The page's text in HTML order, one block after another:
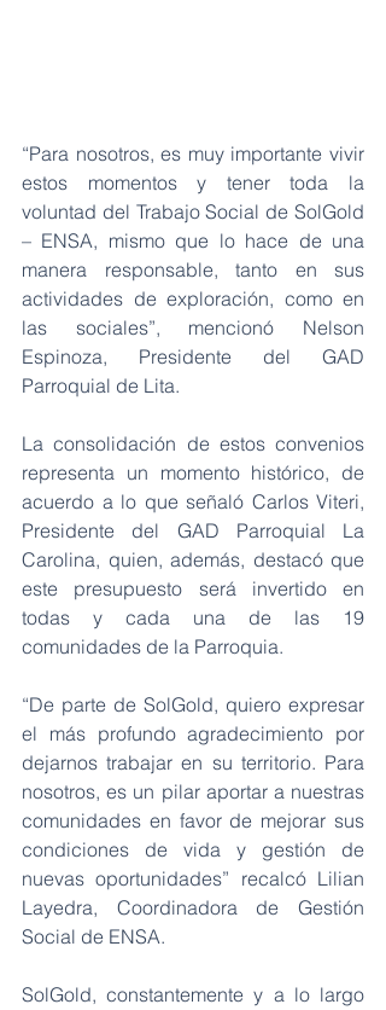
“Para nosotros, es muy importante vivir
estos momentos y tener toda la
voluntad del Trabajo Social de SolGold
– ENSA, mismo que lo hace de una
manera responsable, tanto en sus
actividades de exploración, como en
las sociales”, mencionó Nelson
Espinoza, Presidente del GAD
Parroquial de Lita.
La consolidación de estos convenios
representa un momento histórico, de
acuerdo a lo que señaló Carlos Viteri,
Presidente del GAD Parroquial La
Carolina, quien, además, destacó que
este presupuesto será invertido en
todas y cada una de las 19
comunidades de la Parroquia.
“De parte de SolGold, quiero expresar
el más profundo agradecimiento por
dejarnos trabajar en su territorio. Para
nosotros, es un pilar aportar a nuestras
comunidades en favor de mejorar sus
condiciones de vida y gestión de
nuevas oportunidades” recalcó Lilian
Layedra, Coordinadora de Gestión
Social de ENSA.
SolGold, constantemente y a lo largo